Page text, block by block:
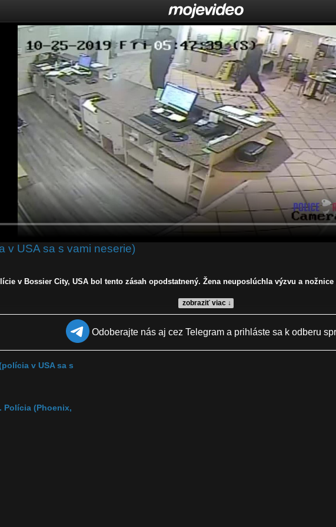
v USA sa s vami neserie)
zobraziť viac ↓
v Bossier City, USA bol tento zásah opodstatnený. Žena neuposlúchla výzvu a
nožnice, policajt
Odoberajte nás aj cez Telegram a prihláste sa k odberu
v USA sa s
Polícia (Phoenix,